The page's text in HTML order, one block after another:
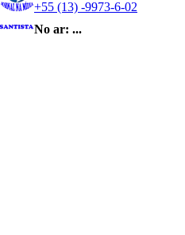
+55 (13) -9973-6-02
No ar: ...